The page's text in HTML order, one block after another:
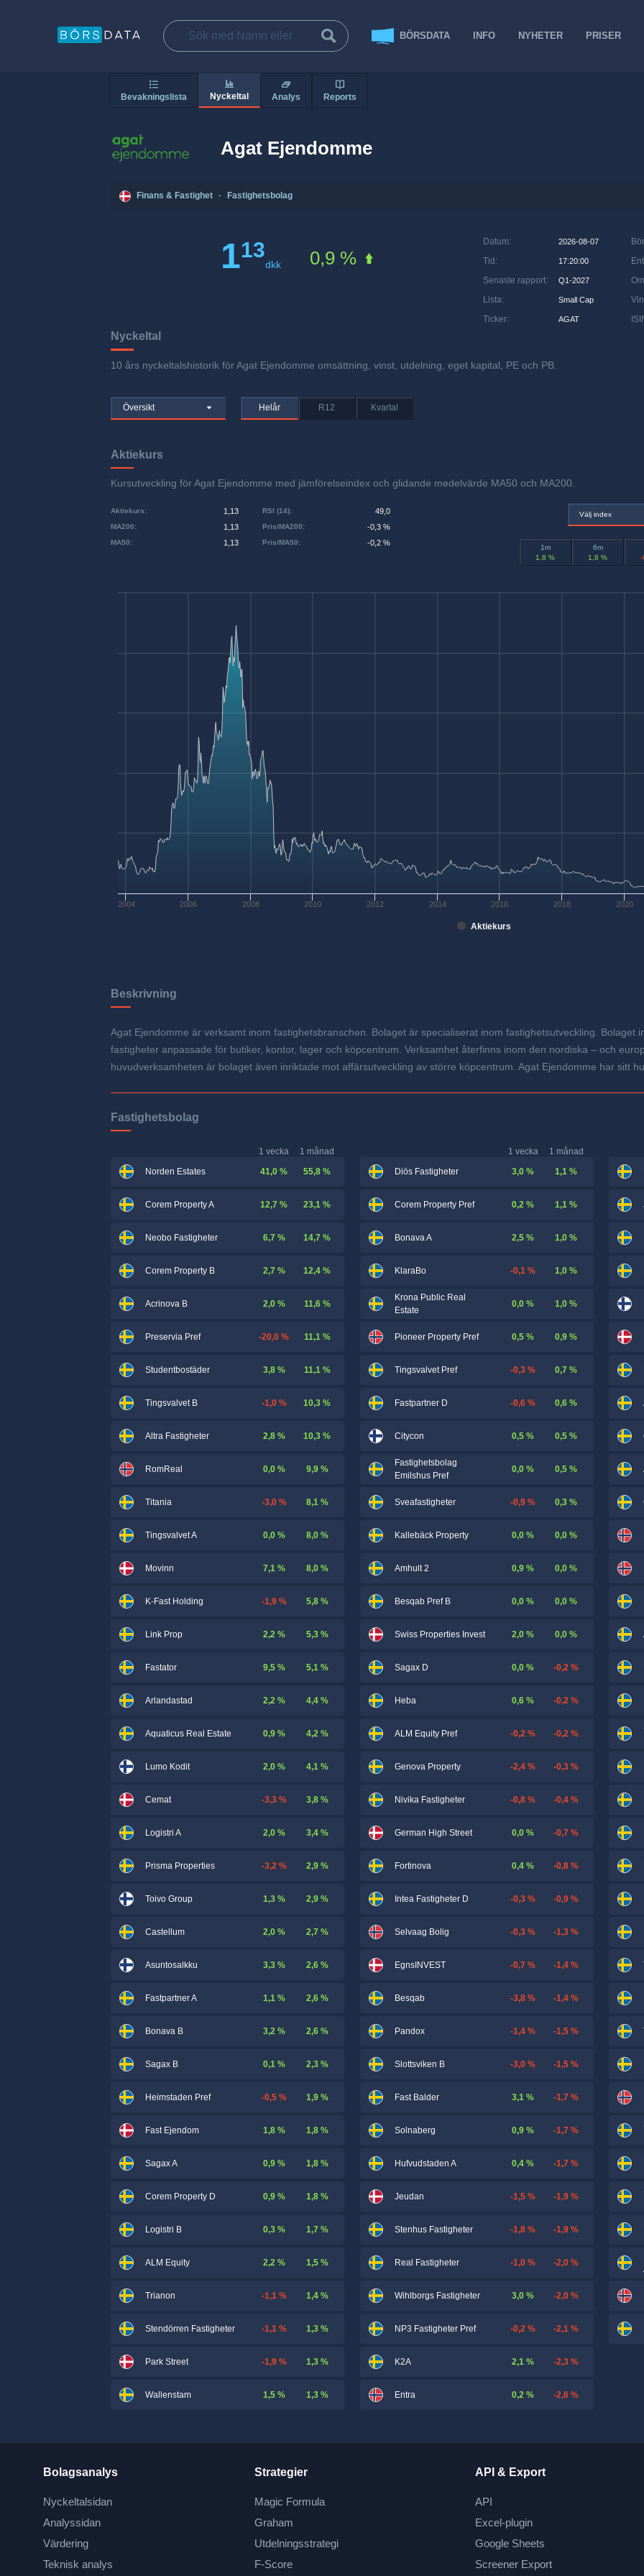
BÖRSDATA INFO NYHETER PRISER
Bevakningslista Nyckeltal Analys Reports
Agat Ejendomme
Finans & Fastighet · Fastighetsbolag
113
dkk 0,9 %
Datum: 2026-08-07
Tid : 17:20:00
Senaste rapport: Q1-2027
Lista: Small Cap
Ticker: AGAT
Nyckeltal
10 års nyckeltalshistorik för Agat Ejendomme omsättning, vinst, utdelning, eget kapital, PE och PB.
Översikt Helår R12 Kvartal
Aktiekurs
Kursutveckling för Agat Ejendomme med jämförelseindex och glidande medelvärde MA50 och MA200.
Aktiekurs: 1,13
MA50: 1,13
MA200: 1,13 Pris/MA200: -0,3 %
RSI (14): 49,0
Pris/MA50: -0,2 %
Välj index
1m
1,8 %
6m
1,8 %
-
Aktiekurs
2004 2006 2008 2010 2012 2014 2016 2018 2020
Beskrivning
Agat Ejendomme är verksamt inom fastighetsbranschen. Bolaget är specialiserat inom fastighetsutveckling. Bolaget
fastigheter anpassade för butiker, kontor, lager och köpcentrum. Verksamhet återfinns inom den nordiska – och
huvudverksamheten är bolaget även inriktade mot affärsutveckling av större köpcentrum. Agat Ejendomme har sitt
Fastighetsbolag
1 vecka
1 månad
Norden Estates
41,0 % 55,8 %
Corem Property A 12,7 % 23,1 %
Neobo Fastigheter 6,7 % 14,7 %
Corem Property B 2,7 % 12,4 %
Acrinova B 2,0 % 11,6 %
Preservia Pref -20,0 % 11,1 %
Studentbostäder 3,8 % 11,1 %
Tingsvalvet B -1,0 % 10,3 %
Altra Fastigheter 2,8 % 10,3 %
RomReal 0,0 % 9,9 %
Titania -3,0 % 8,1 %
Tingsvalvet A 0,0 % 8,0 %
Movinn 7,1 % 8,0 %
K-Fast Holding -1,9 % 5,8 %
Link Prop 2,2 % 5,3 %
Fastator 9,5 % 5,1 %
Arlandastad 2,2 % 4,4 %
Aquaticus Real Estate 0,9 % 4,2 %
Lumo Kodit 2,0 % 4,1 %
Cemat -3,3 % 3,8 %
Logistri A 2,0 % 3,4 %
Prisma Properties -3,2 % 2,9 %
Toivo Group 1,3 % 2,9 %
Castellum 2,0 % 2,7 %
Asuntosalkku 3,3 % 2,6 %
Fastpartner A 1,1 % 2,6 %
Bonava B 3,2 % 2,6 %
Sagax B 0,1 % 2,3 %
Heimstaden Pref -0,5 % 1,9 %
Fast Ejendom 1,8 % 1,8 %
Sagax A 0,9 % 1,8 %
Corem Property D 0,9 % 1,8 %
Logistri B 0,3 % 1,7 %
ALM Equity 2,2 % 1,5 %
Trianon -1,1 % 1,4 %
Stendörren Fastigheter -1,1 % 1,3 %
Park Street -1,9 % 1,3 %
Wallenstam 1,5 % 1,3 %
1 vecka
1 månad
Diös Fastigheter
3,0 % 1,1 %
Corem Property Pref 0,2 % 1,1 %
Bonava A 2,5 % 1,0 %
KlaraBo -0,1 % 1,0 %
Krona Public Real
Estate
0,0 % 1,0 %
Pioneer Property Pref 0,5 % 0,9 %
Tingsvalvet Pref -0,3 % 0,7 %
Fastpartner D -0,6 % 0,6 %
Citycon 0,5 % 0,5 %
Fastighetsbolag
Emilshus Pref
0,0 % 0,5 %
Sveafastigheter -0,9 % 0,3 %
Kallebäck Property 0,0 % 0,0 %
Amhult 2 0,9 % 0,0 %
Besqab Pref B 0,0 % 0,0 %
Swiss Properties Invest 2,0 % 0,0 %
Sagax D 0,0 % -0,2 %
Heba 0,6 % -0,2 %
ALM Equity Pref -0,2 % -0,2 %
Genova Property -2,4 % -0,3 %
Nivika Fastigheter -0,8 % -0,4 %
German High Street 0,0 % -0,7 %
Fortinova 0,4 % -0,8 %
Intea Fastigheter D -0,3 % -0,9 %
Selvaag Bolig -0,3 % -1,3 %
EgnsINVEST -0,7 % -1,4 %
Besqab -3,8 % -1,4 %
Pandox -1,4 % -1,5 %
Slottsviken B -3,0 % -1,5 %
Fast Balder 3,1 % -1,7 %
Solnaberg 0,9 % -1,7 %
Hufvudstaden A 0,4 % -1,7 %
Jeudan -1,5 % -1,9 %
Stenhus Fastigheter -1,8 % -1,9 %
Real Fastigheter -1,0 % -2,0 %
Wihlborgs Fastigheter 3,0 % -2,0 %
NP3 Fastigheter Pref -0,2 % -2,1 %
K2A 2,1 % -2,3 %
Entra 0,2 % -2,6 %
Bolagsanalys
Nyckeltalsidan
Analyssidan
Värdering
Teknisk analys
Strategier
Magic Formula
Graham
Utdelningsstrategi
F-Score
API & Export
API
Excel-plugin
Google Sheets
Screener Export